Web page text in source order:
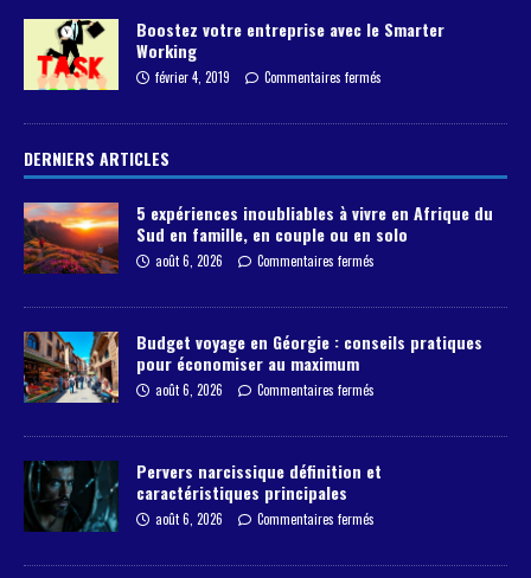
Boostez votre entreprise avec le Smarter
Working
février 4, 2019 Commentaires fermés
DERNIERS ARTICLES
5 expériences inoubliables à vivre en Afrique du
Sud en famille, en couple ou en solo
août 6, 2026 Commentaires fermés
Budget voyage en Géorgie : conseils pratiques
pour économiser au maximum
août 6, 2026 Commentaires fermés
Pervers narcissique définition et
caractéristiques principales
août 6, 2026 Commentaires fermés